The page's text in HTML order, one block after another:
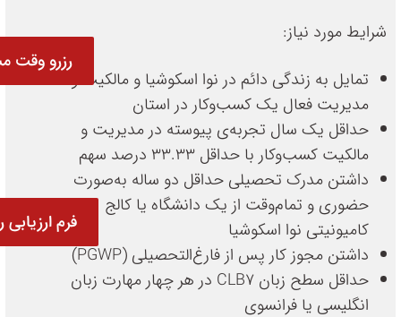
شرایط مورد نیاز:
تمایل به زندگی دائم در نوا اسکوشیا و مالکیت و
مدیریت فعال یک کسب‌وکار در استان
حداقل یک سال تجربه‌ی پیوسته در مدیریت و
مالکیت کسب‌وکار با حداقل ۳۳.۳۳ درصد سهم
داشتن مدرک تحصیلی حداقل دو ساله به‌صورت
حضوری و تمام‌وقت از یک دانشگاه یا کالج
کامیونیتی نوا اسکوشیا
داشتن مجوز کار پس از فارغ‌التحصیلی (PGWP)
حداقل سطح زبان CLB7 در هر چهار مهارت زبان
انگلیسی یا فرانسوی
رزرو وقت
فرم ارزیابی